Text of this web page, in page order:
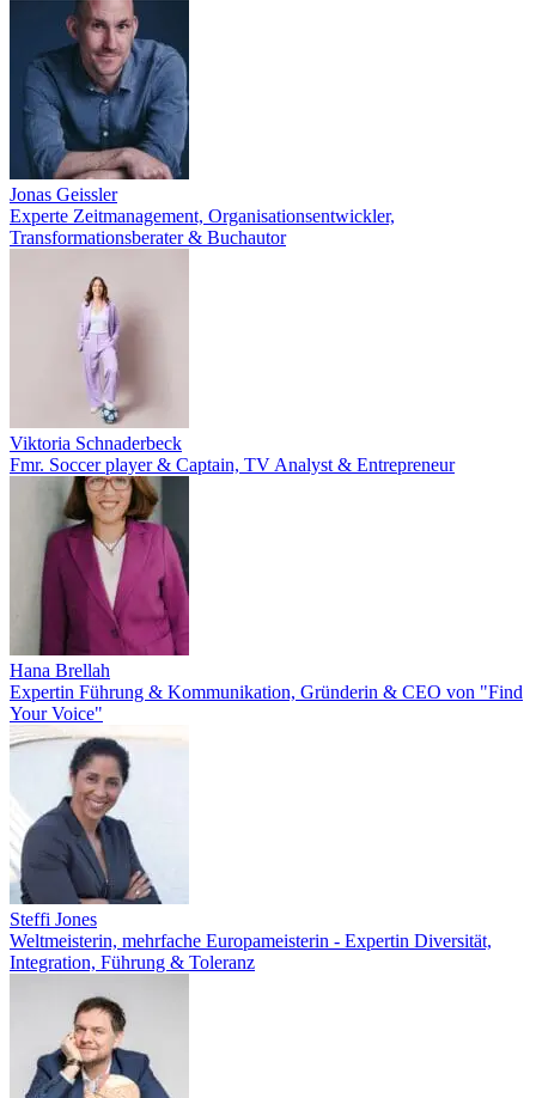
Jonas Geissler
Experte Zeitmanagement, Organisationsentwickler,
Transformationsberater & Buchautor
Viktoria Schnaderbeck
Fmr. Soccer player & Captain, TV Analyst & Entrepreneur
Hana Brellah
Expertin Führung & Kommunikation, Gründerin & CEO von "Find
Your Voice"
Steffi Jones
Weltmeisterin, mehrfache Europameisterin - Expertin Diversität,
Integration, Führung & Toleranz